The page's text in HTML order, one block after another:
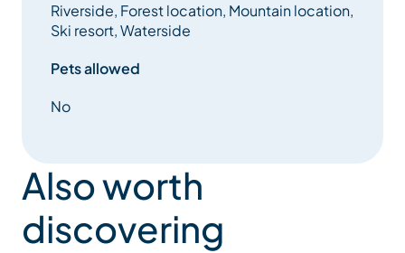
Riverside, Forest location, Mountain location,
Ski resort, Waterside
Pets allowed
No
Also worth
discovering